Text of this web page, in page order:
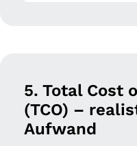
5. Total Cost
(TCO) –
Aufwand